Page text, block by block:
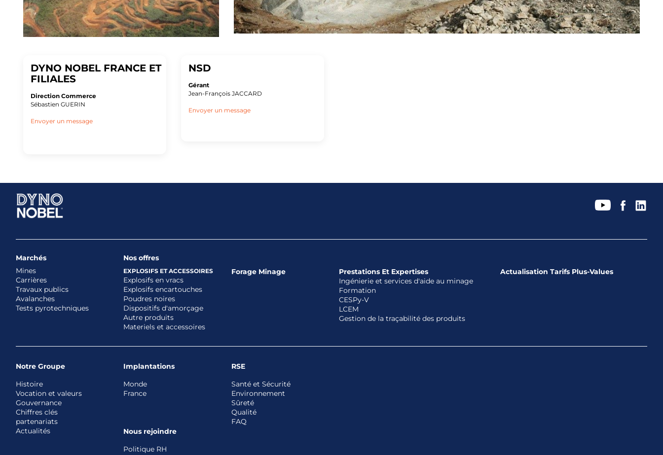
DYNO NOBEL FRANCE ET
FILIALES
Direction Commerce
Sébastien GUERIN
Envoyer un message
NSD
Gérant
Jean-François JACCARD
Envoyer un message
Marchés
Mines
Carrières
Travaux publics
Avalanches
Tests pyrotechniques
Nos offres
EXPLOSIFS ET ACCESSOIRES
Explosifs en vracs
Explosifs encartouches
Poudres noires
Dispositifs d'amorçage
Autre produits
Materiels et accessoires
Forage Minage
Prestations Et Expertises
Ingénierie et services d'aide au minage
Formation
CESPy-V
LCEM
Gestion de la traçabilité des produits
Actualisation Tarifs Plus-Values
Notre Groupe
Histoire
Vocation et valeurs
Gouvernance
Chiffres clés
partenariats
Actualités
Implantations
Monde
France
Nous rejoindre
Politique RH
RSE
Santé et Sécurité
Environnement
Sûreté
Qualité
FAQ